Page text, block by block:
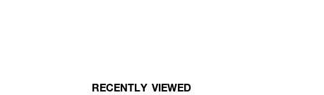
RECENTLY VIEWED